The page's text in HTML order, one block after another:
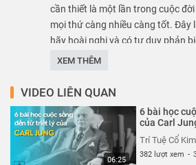
cần thiết là một lần trong cuộc
mọi thứ càng nhiều càng tốt. Đây
hãy hoài nghi và có tư duy phản
Trong thời đại ngày nay bị ảnh
cách mạng công nghệ, thì những
Dịch từ nguồn: https://
Studio bản quyền: Canva
XEM THÊM
VIDEO LIÊN QUAN
06:25
6 bài học
của Carl
Trí Tuệ Cổ Kim
382 lượt xem -